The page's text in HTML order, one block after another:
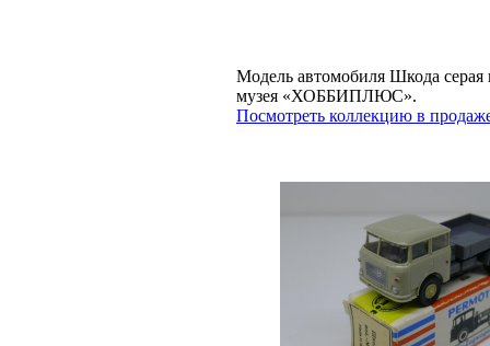
Модель автомобиля Шкода серая
музея «ХОББИПЛЮС».
Посмотреть коллекцию в